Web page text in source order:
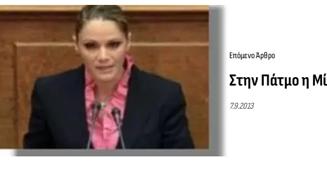
Επόμενο Άρθρο
Στην Πάτμο η
7.9.2013